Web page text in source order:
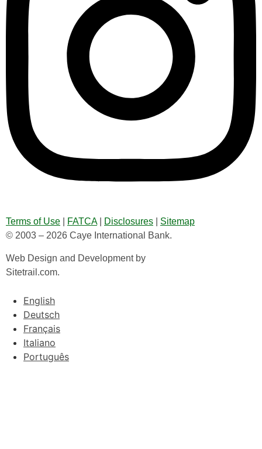
Terms of Use FATCA| Disclosures
Sitemap
© 2003 – 2026 Caye International Bank.
Web Design and Development by
Sitetrail.com.
English
Deutsch
Français
Italiano
Português